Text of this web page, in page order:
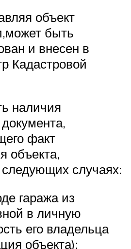
объект
быть
и внесен в
Кадастровой
наличия
факт
объекта,
следующих случаях:
гаража из
в личную
его владельца
объекта);